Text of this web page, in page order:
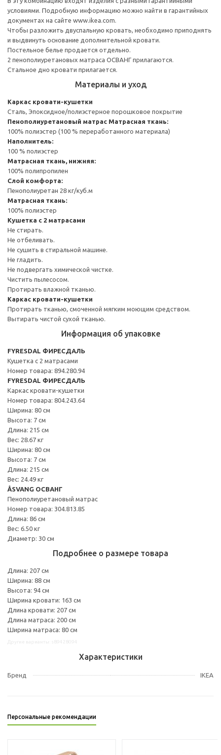
условиями. Подробную информацию можно найти в гарантийных
документах на сайте www.ikea.com.
Чтобы разложить двуспальную кровать, необходимо приподнять
и выдвинуть основание дополнительной кровати.
Постельное белье продается отдельно.
2 пенополиуретановых матраса ОСВАНГ прилагаются.
Стальное дно кровати прилагается.
Материалы и уход
Каркас кровати-кушетки
Сталь, Эпоксидное/полиэстерное порошковое покрытие
Пенополиуретановый матрас Матрасная ткань:
100% полиэстер (100 % переработанного материала)
Наполнитель:
100 % полиэстер
Матрасная ткань, нижняя:
100% полипропилен
Слой комфорта:
Пенополиуретан 28 кг/куб.м
Матрасная ткань:
100% полиэстер
Кушетка с 2 матрасами
Не стирать.
Не отбеливать.
Не сушить в стиральной машине.
Не гладить.
Не подвергать химической чистке.
Чистить пылесосом.
Протирать влажной тканью.
Каркас кровати-кушетки
Протирать тканью, смоченной мягким моющим средством.
Вытирать чистой сухой тканью.
Информация об упаковке
FYRESDAL ФИРЕСДАЛЬ
Кушетка с 2 матрасами
Номер товара: 894.280.94
FYRESDAL ФИРЕСДАЛЬ
Каркас кровати-кушетки
Номер товара: 804.243.64
Ширина: 80 см
Высота: 7 см
Длина: 215 см
Вес: 28.67 кг
Ширина: 80 см
Высота: 7 см
Длина: 215 см
Вес: 24.49 кг
ÅSVANG ОСВАНГ
Пенополиуретановый матрас
Номер товара: 304.813.85
Длина: 86 см
Вес: 6.50 кг
Диаметр: 30 см
Подробнее о размере товара
Длина: 207 см
Ширина: 88 см
Высота: 94 см
Ширина кровати: 163 см
Длина кровати: 207 см
Длина матраса: 200 см
Ширина матраса: 80 см
Характеристики
Бренд IKEA
Персональные рекомендации